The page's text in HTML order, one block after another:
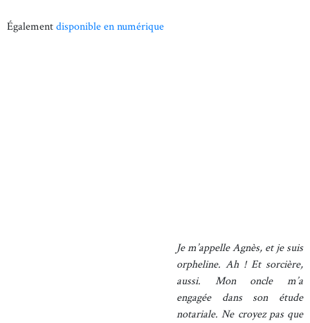
Égalementdisponible en numérique
Je m’appelle Agnès, et je suis
orpheline. Ah ! Et sorcière,
aussi. Mon oncle m’a
engagée dans son étude
notariale. Ne croyez pas que